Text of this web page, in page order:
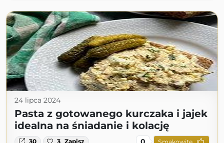
24 lipca 2024
Pasta z gotowanego kurczaka i jajek
idealna na śniadanie i kolację
30 3 Zapisz